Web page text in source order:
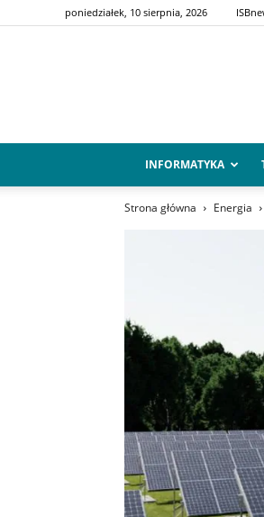
poniedziałek, 10 sierpnia, 2026
INFORMATYKA
Strona główna Energia